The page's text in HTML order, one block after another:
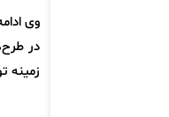
وی
در
زمینه